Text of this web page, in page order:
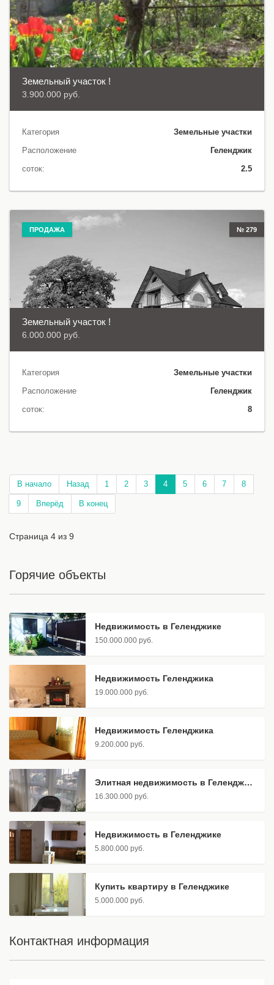
Земельный участок !
3.900.000 руб.
Категория
Земельные участки
Расположение
Геленджик
соток:
2.5
ПРОДАЖА № 279
Земельный участок !
6.000.000 руб.
Категория
Земельные участки
Расположение
Геленджик
соток:
8
В начало Назад 1 2 3 4 5 6 7 8
9 Вперёд В конец
Страница 4 из 9
Горячие объекты
Недвижимость в Геленджике
150.000.000 руб.
Недвижимость Геленджика
19.000.000 руб.
Недвижимость Геленджика
9.200.000 руб.
Элитная недвижимость в Геленджике
16.300.000 руб.
Недвижимость в Геленджике
5.800.000 руб.
Купить квартиру в Геленджике
5.000.000 руб.
Контактная информация